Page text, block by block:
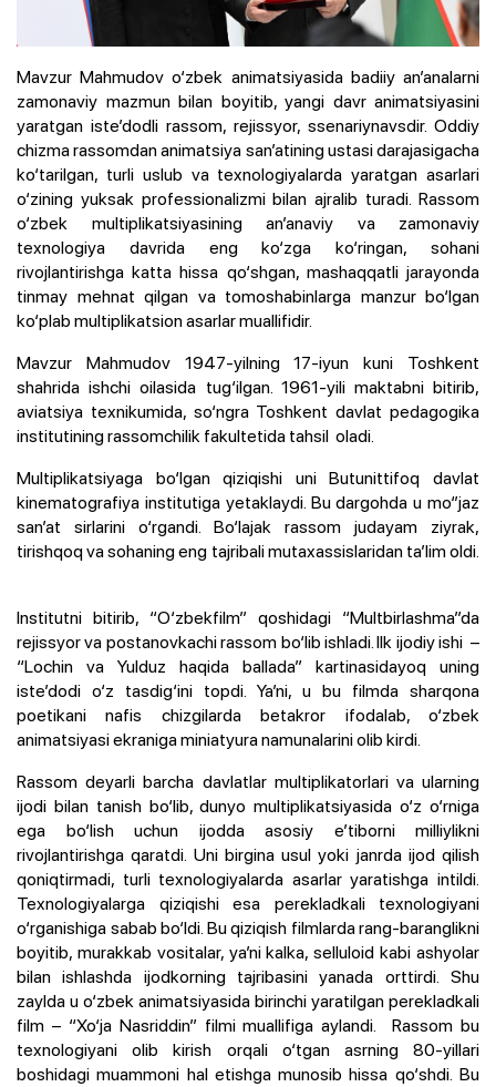
Mavzur Mahmudov o‘zbek animatsiyasida badiiy an’analarni
zamonaviy mazmun bilan boyitib, yangi davr animatsiyasini
yaratgan iste’dodli rassom, rejissyor, ssenariynavsdir. Oddiy
chizma rassomdan animatsiya san’atining ustasi darajasigacha
ko‘tarilgan, turli uslub va texnologiyalarda yaratgan asarlari
o‘zining yuksak professionalizmi bilan ajralib turadi. Rassom
o‘zbek multiplikatsiyasining an’anaviy va zamonaviy
texnologiya davrida eng ko‘zga ko‘ringan, sohani
rivojlantirishga katta hissa qo‘shgan, mashaqqatli jarayonda
tinmay mehnat qilgan va tomoshabinlarga manzur bo‘lgan
ko‘plab multiplikatsion asarlar muallifidir.
Mavzur Mahmudov 1947-yilning 17-iyun kuni Toshkent
shahrida ishchi oilasida tug‘ilgan. 1961-yili maktabni bitirib,
aviatsiya texnikumida, so‘ngra Toshkent davlat pedagogika
institutining rassomchilik fakultetida tahsil oladi.
Multiplikatsiyaga bo‘lgan qiziqishi uni Butunittifoq davlat
kinematografiya institutiga yetaklaydi. Bu dargohda u mo‘’jaz
san’at sirlarini o‘rgandi. Bo‘lajak rassom judayam ziyrak,
tirishqoq va sohaning eng tajribali mutaxassislaridan ta’lim oldi.
Institutni bitirib, “O‘zbekfilm” qoshidagi “Multbirlashma”da
rejissyor va postanovkachi rassom bo‘lib ishladi. Ilk ijodiy ishi –
“Lochin va Yulduz haqida ballada” kartinasidayoq uning
iste’dodi o‘z tasdig‘ini topdi. Ya’ni, u bu filmda sharqona
poetikani nafis chizgilarda betakror ifodalab, o‘zbek
animatsiyasi ekraniga miniatyura namunalarini olib kirdi.
Rassom deyarli barcha davlatlar multiplikatorlari va ularning
ijodi bilan tanish bo‘lib, dunyo multiplikatsiyasida o‘z o‘rniga
ega bo‘lish uchun ijodda asosiy e’tiborni milliylikni
rivojlantirishga qaratdi. Uni birgina usul yoki janrda ijod qilish
qoniqtirmadi, turli texnologiyalarda asarlar yaratishga intildi.
Texnologiyalarga qiziqishi esa perekladkali texnologiyani
o‘rganishiga sabab bo‘ldi. Bu qiziqish filmlarda rang-baranglikni
boyitib, murakkab vositalar, ya’ni kalka, selluloid kabi ashyolar
bilan ishlashda ijodkorning tajribasini yanada orttirdi. Shu
zaylda u o‘zbek animatsiyasida birinchi yaratilgan perekladkali
film – “Xo‘ja Nasriddin” filmi muallifiga aylandi. Rassom bu
texnologiyani olib kirish orqali o‘tgan asrning 80-yillari
boshidagi muammoni hal etishga munosib hissa qo‘shdi. Bu